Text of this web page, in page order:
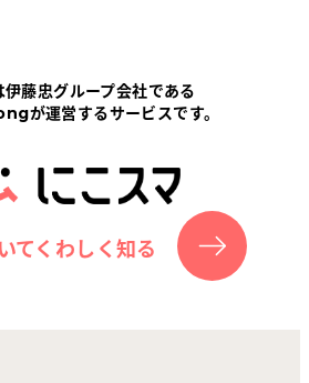
伊藤忠グループ会社である
が運営するサービスです。
てくわしく知る